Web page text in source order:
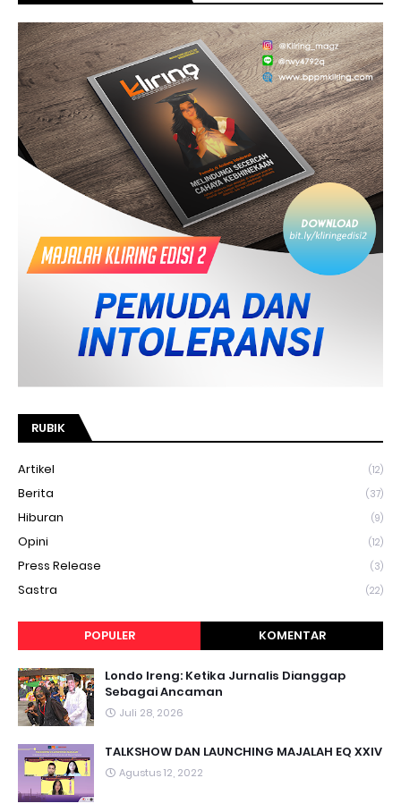
RUBIK
Artikel (12)
Berita (37)
Hiburan (9)
Opini (12)
Press Release (3)
Sastra (22)
POPULER KOMENTAR
Londo Ireng: Ketika Jurnalis Dianggap
Sebagai Ancaman
Juli 28, 2026
TALKSHOW DAN LAUNCHING MAJALAH EQ XXIV
Agustus 12, 2022